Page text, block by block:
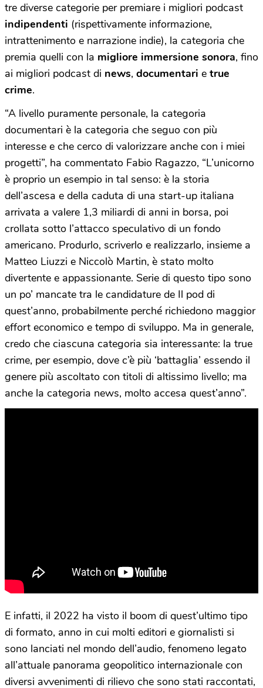
tre diverse categorie per premiare i migliori podcast
indipendenti (rispettivamente informazione,
intrattenimento e narrazione indie), la categoria che
premia quelli con la migliore immersione sonora, fino
ai migliori podcast di news, documentari e true
crime.
“A livello puramente personale, la categoria
documentari è la categoria che seguo con più
interesse e che cerco di valorizzare anche con i miei
progetti”, ha commentato Fabio Ragazzo, “L’unicorno
è proprio un esempio in tal senso: è la storia
dell’ascesa e della caduta di una start-up italiana
arrivata a valere 1,3 miliardi di anni in borsa, poi
crollata sotto l’attacco speculativo di un fondo
americano. Produrlo, scriverlo e realizzarlo, insieme a
Matteo Liuzzi e Niccolò Martin, è stato molto
divertente e appassionante. Serie di questo tipo sono
un po’ mancate tra le candidature de Il pod di
quest’anno, probabilmente perché richiedono maggior
effort economico e tempo di sviluppo. Ma in generale,
credo che ciascuna categoria sia interessante: la true
crime, per esempio, dove c’è più ‘battaglia’ essendo il
genere più ascoltato con titoli di altissimo livello; ma
anche la categoria news, molto accesa quest’anno”.
E infatti, il 2022 ha visto il boom di quest’ultimo tipo
di formato, anno in cui molti editori e giornalisti si
sono lanciati nel mondo dell’audio, fenomeno legato
all’attuale panorama geopolitico internazionale con
diversi avvenimenti di rilievo che sono stati raccontati,